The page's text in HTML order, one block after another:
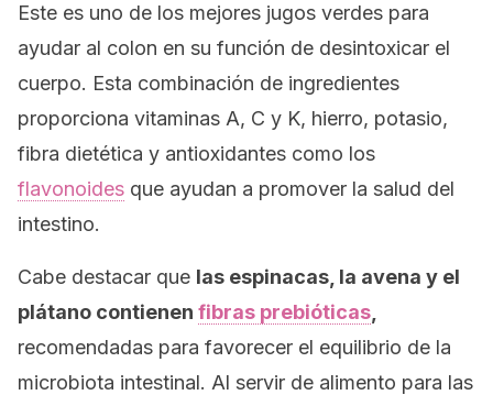
Este es uno de los mejores jugos verdes para
ayudar al colon en su función de desintoxicar el
cuerpo. Esta combinación de ingredientes
proporciona vitaminas A, C y K, hierro, potasio,
fibra dietética y antioxidantes como los
flavonoides que ayudan a promover la salud del
intestino.
Cabe destacar que las espinacas, la avena y el
plátano contienen fibras prebióticas
recomendadas para favorecer el equilibrio de la
microbiota intestinal. Al servir de alimento para las